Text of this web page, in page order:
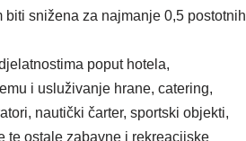
snižena za najmanje 0,5 postotnih
poput hotela,
i usluživanje hrane, catering,
nautički čarter, sportski objekti,
te ostale zabavne i rekreacijske